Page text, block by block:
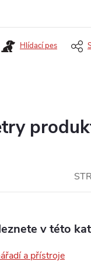
Hlídací pes
v této
a přístroje